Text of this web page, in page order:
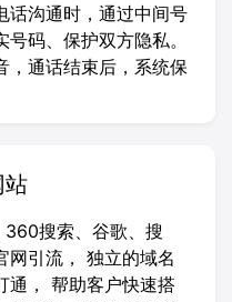
话沟通时，通过中间号
码、保护双方隐私。
，通话结束后，系统保
站
搜索、谷歌、搜
网引流， 独立的域名
通， 帮助客户快速搭